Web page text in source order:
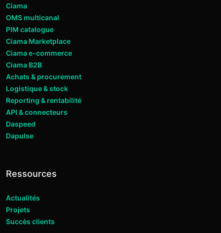
Ciama
OMS multicanal
PIM catalogue
Ciama Marketplace
Ciama e-commerce
Ciama B2B
Achats & procurement
Logistique & stock
Reporting & rentabilité
API & connecteurs
Daspeed
Dapulse
Ressources
Actualités
Projets
Succès clients